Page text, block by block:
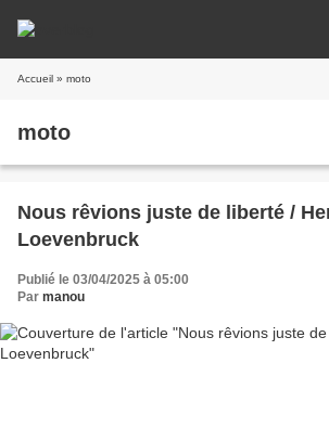
Accueil » moto
moto
Nous rêvions juste de liberté /
Loevenbruck
Publié le 03/04/2025 à 05:00
Par manou